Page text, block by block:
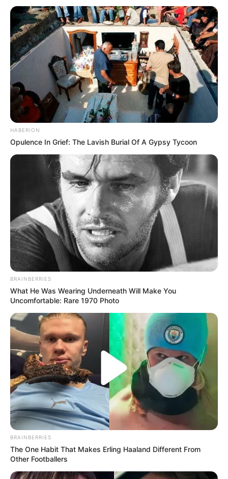
15 Warna Rambut Peek a
Boo, Bikin Penampilan
Keren
15 Warna Rambut Coklat
Klasik, Keren & Menawan
15 Warna Rambut Tanpa
Bleaching, Wajib untuk
Dicoba
yang Buat Penampilan
HABERION
Opulence In Grief: The Lavish Burial Of A Gypsy Tycoon
BRAINBERRIES
What He Was Wearing Underneath Will Make You
Uncomfortable: Rare 1970 Photo
BRAINBERRIES
The One Habit That Makes Erling Haaland Different From
Other Footballers